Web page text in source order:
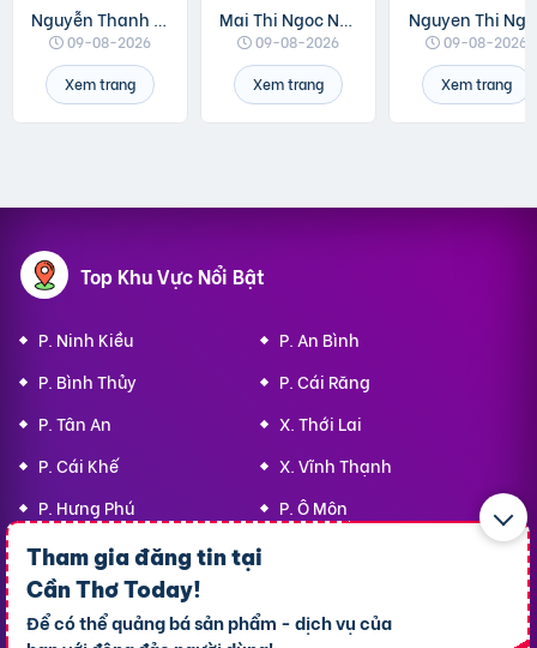
Tham gia đăng tin tại
Cần Thơ Today!
Để có thể quảng bá sản phẩm - dịch vụ của
Nguyễn Thanh Đồng
09-08-2026
Xem trang
Mai Thi Ngoc Ngan
09-08-2026
Xem trang
Nguyen Thi
09-08-2026
Xem trang
Top Khu Vực Nổi Bật
P. Ninh Kiều
P. An Bình
P. Bình Thủy
P. Cái Răng
P. Tân An
X. Thới Lai
P. Cái Khế
X. Vĩnh Thạnh
P. Hưng Phú
P. Ô Môn
Top 10 Khu Vực Bất động sản